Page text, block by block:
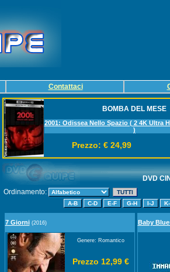
Contattaci
BOMBA DEL MESE
2001: Odissea Nello Spazio ( 2 4K Ultra
)
Prezzo: € 24,99
DVD
Ordinamento:
7 Giorni(2016)
Genere: Romantico
Prezzo 12,99 €
Baby